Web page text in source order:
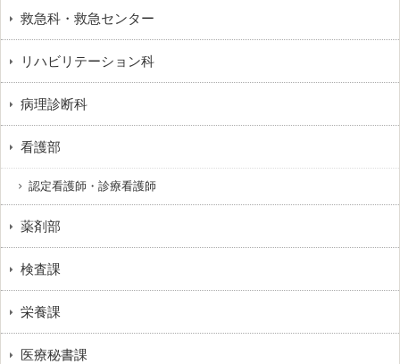
救急科・救急センター
リハビリテーション科
病理診断科
看護部
認定看護師・診療看護師
薬剤部
検査課
栄養課
医療秘書課